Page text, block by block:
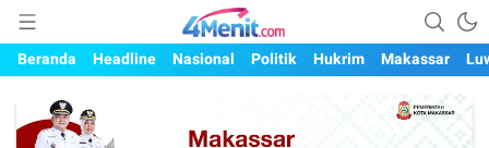
4menit.com
Mengungkap Kisah, Setiap Hari
Beranda
Headline Nasional Politik Hukrim Makassar